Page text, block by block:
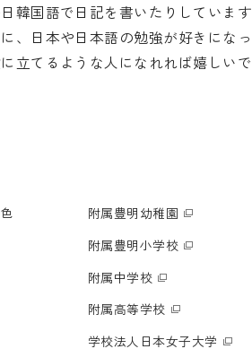
国語で日記を書いたりしています
、日本や日本語の勉強が好きにな
てるような人になれれば嬉しいで
附属豊明幼稚園
附属豊明小学校
附属中学校
附属高等学校
学校法人日本女子大学